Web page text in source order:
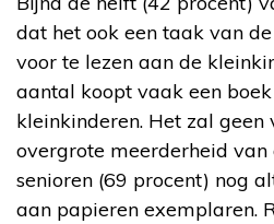
dat het ook een taak van
voor te lezen aan de
aantal koopt vaak een
kleinkinderen. Het zal
overgrote meerderheid
senioren (69 procent) nog
aan papieren exemplaren.